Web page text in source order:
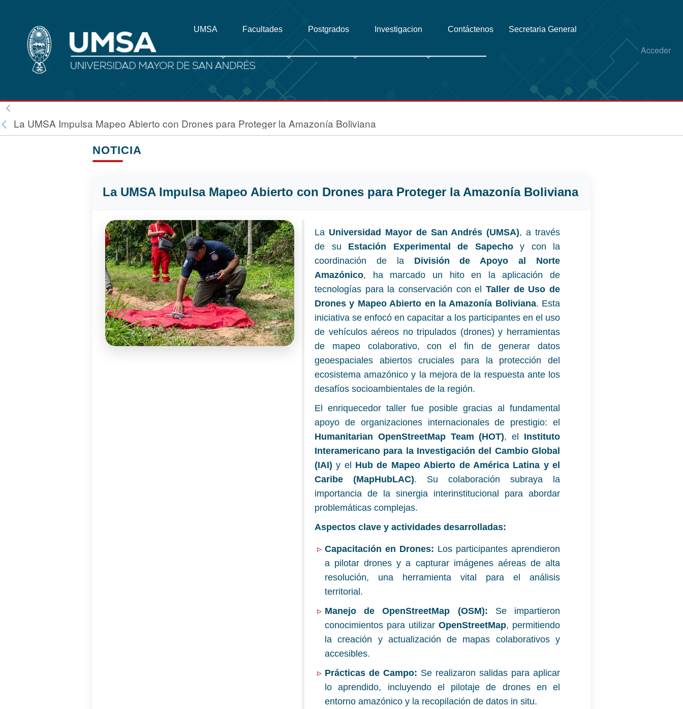
Acceder
UMSA Facultades Postgrados Investigacion Contáctenos Secretaria General
La UMSA Impulsa Mapeo Abierto con Drones para Proteger la Amazonía Boliviana
NOTICIA
La UMSA Impulsa Mapeo Abierto con Drones para Proteger la Amazonía Boliviana
La Universidad Mayor de San Andrés (UMSA), a través
de su Estación Experimental de Sapechoy con la
coordinación de la División de Apoyo al Norte
Amazónico, ha marcado un hito en la aplicación de
tecnologías para la conservación con el Taller de Uso de
Drones y Mapeo Abierto en la Amazonía Boliviana. Esta
iniciativa se enfocó en capacitar a los participantes en el uso
de vehículos aéreos no tripulados (drones) y herramientas
de mapeo colaborativo, con el fin de generar datos
geoespaciales abiertos cruciales para la protección del
ecosistema amazónico y la mejora de la respuesta ante los
desafíos socioambientales de la región.
El enriquecedor taller fue posible gracias al fundamental
apoyo de organizaciones internacionales de prestigio: el
Humanitarian OpenStreetMap Team (HOT), el Instituto
Interamericano para la Investigación del Cambio Global
(IAI) y el Hub de Mapeo Abierto de América Latina y el
Caribe (MapHubLAC). Su colaboración subraya la
importancia de la sinergia interinstitucional para abordar
problemáticas complejas.
Aspectos clave y actividades desarrolladas:
Capacitación en Drones: Los participantes aprendieron
a pilotar drones y a capturar imágenes aéreas de alta
resolución, una herramienta vital para el análisis
territorial.
Manejo de OpenStreetMap (OSM): Se impartieron
conocimientos para utilizar OpenStreetMap, permitiendo
la creación y actualización de mapas colaborativos y
accesibles.
Prácticas de Campo: Se realizaron salidas para aplicar
lo aprendido, incluyendo el pilotaje de drones en el
entorno amazónico y la recopilación de datos in situ.